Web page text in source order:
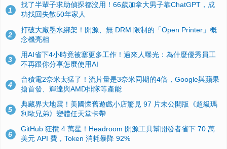
1
找了半輩子求助偵探都沒用！66歲加拿大男子靠ChatGPT，成
功找回失散50年家人
2
打破大廠墨水綁架！開源、無 DRM 限制的「Open Printer」概
念機亮相
3
用AI省下4小時竟被塞更多工作！過來人曝光：為什麼優秀員工
不再跟你分享怎麼使用AI
4
台積電2奈米太猛了！流片量是3奈米同期的4倍，Google與蘋果
搶首發、輝達與AMD排隊等產能
5
典藏界大地震！美國懷舊遊戲小店驚見 97 片未公開版《超級瑪
利歐兄弟》變體任天堂卡帶
6
GitHub 狂攬 4 萬星！Headroom 開源工具幫開發者省下 70 萬
美元 API 費，Token 消耗暴降 92%